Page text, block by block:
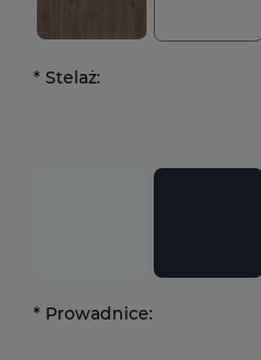
* Stelaż:
* Prowadnice: